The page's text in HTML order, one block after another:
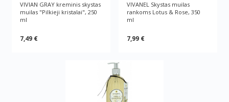
VIVIAN GRAY kreminis skystas
muilas "Pilkieji kristalai", 250
ml
7,49 €
VIVANEL Skystas muilas
rankoms Lotus & Rose, 350
ml
7,99 €